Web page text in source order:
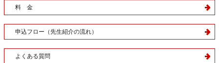
料 金
申込フロー（先生紹介の流れ）
よくある質問